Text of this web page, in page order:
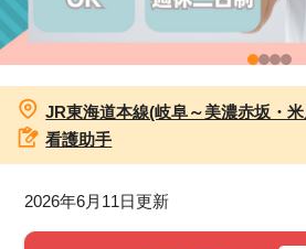
よくあるご質問
お知らせ
医療事務求人ドットコムとは
サイトの使い方
JR東海道本線(岐阜～美濃赤坂・
看護助手
2026年6月11日更新